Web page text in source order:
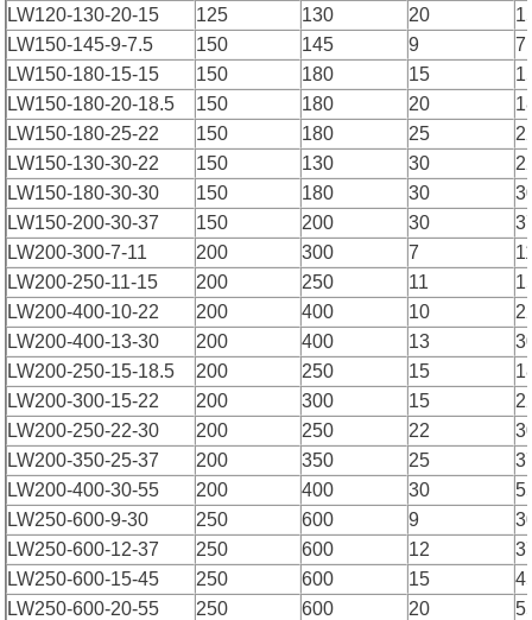
LW120-130-20-15
125 130 20
LW150-145-9-7.5
150 145 9
LW150-180-15-15
150 180 15
LW150-180-20-18.5
150 180 20
LW150-180-25-22
150 180 25
LW150-130-30-22
150 130 30
LW150-180-30-30
150 180 30
LW150-200-30-37
150 200 30
LW200-300-7-11
200 300 7
LW200-250-11-15
200 250 11
LW200-400-10-22
200 400 10
LW200-400-13-30
200 400 13
LW200-250-15-18.5
200 250 15
LW200-300-15-22
200 300 15
LW200-250-22-30
200 250 22
LW200-350-25-37
200 350 25
LW200-400-30-55
200 400 30
LW250-600-9-30
250 600 9
LW250-600-12-37
250 600 12
LW250-600-15-45
250 600 15
LW250-600-20-55
250 600 20